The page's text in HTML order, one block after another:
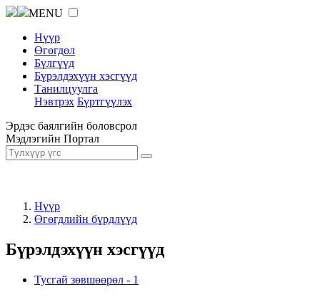
MENU
Нүүр
Өгөгдөл
Бүлгүүд
Бүрэлдэхүүн хэсгүүд
Танилцуулга
Нэвтрэх Бүртгүүлэх
Эрдэс баялгийн боловсрол
Мэдлэгийн Портал
Нүүр
Өгөгдлийн бүрдлүүд
Бүрэлдэхүүн хэсгүүд
Тусгай зөвшөөрөл - 1